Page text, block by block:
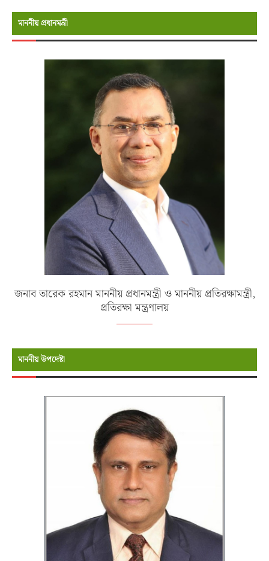
মাননীয় প্রধানমন্রী
জনাব তারেক রহমান মাননীয় প্রধানমন্ত্রী ও মাননীয় প্রতিরক্ষামন্ত্রী,
প্রতিরক্ষা মন্ত্রণালয়
মাননীয় উপদেষ্টা